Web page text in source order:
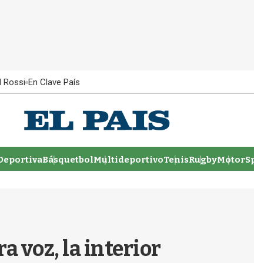
Rossi En Clave País
BásquetbolMultideportivoTenisRugby
voz, la interior